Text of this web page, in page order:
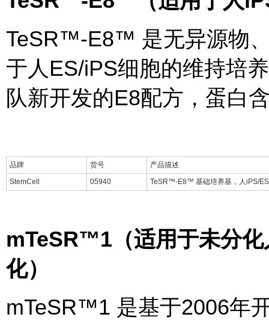
TeSR™-E8™ 是无异源物
于人ES/iPS细胞的维持培
队新开发的E8配方，蛋白
品牌 货号
产品描述
StemCell
05940 TeSR™-E8™ 基础培养基，人iPS/
mTeSR™1 （适用于未分
化）
mTeSR™1 是基于2006年